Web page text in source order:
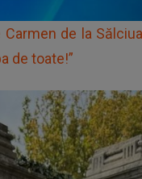
de la
de toate!”